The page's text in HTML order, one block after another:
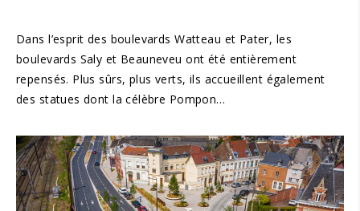
Dans l’esprit des boulevards Watteau et Pater, les
boulevards Saly et Beauneveu ont été entièrement
repensés. Plus sûrs, plus verts, ils accueillent également
des statues dont la célèbre Pompon…